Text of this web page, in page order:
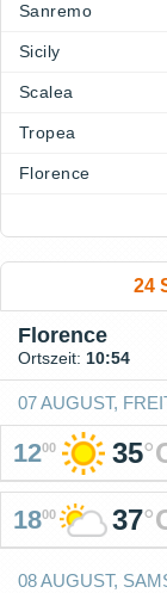
Sanremo
Sicily
Scalea
Tropea
Florence
24
Florence
Ortszeit: 10:54
07 AUGUST,
1200 35°
1800 37°
08 AUGUST,